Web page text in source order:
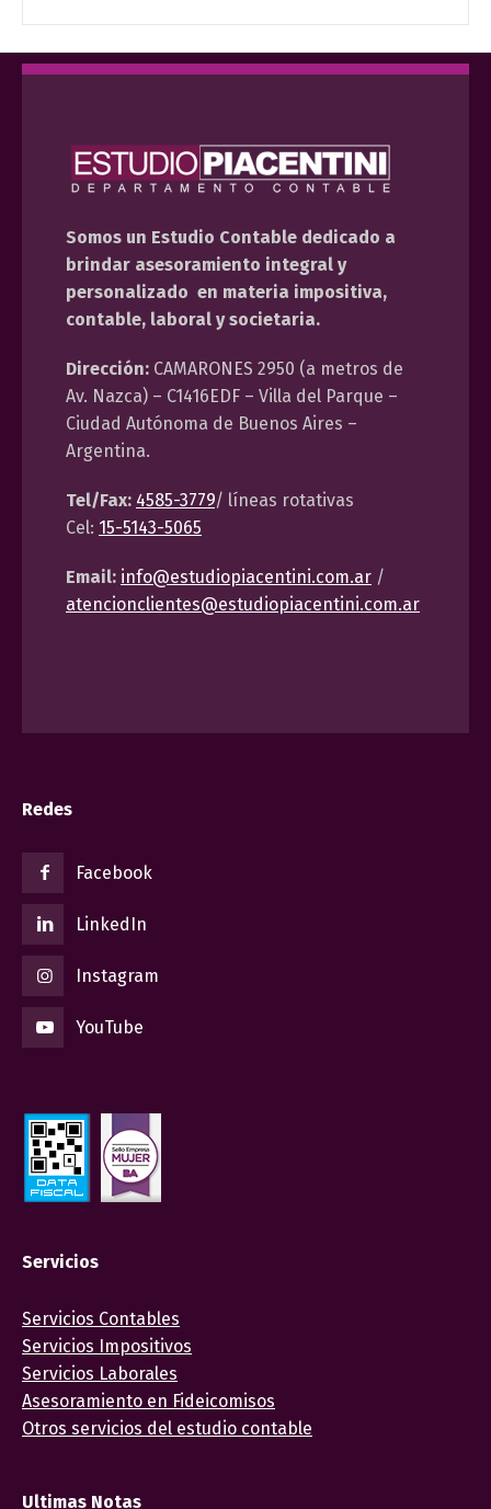
Somos un Estudio Contable dedicado a
brindar asesoramiento integral y
personalizado en materia impositiva,
contable, laboral y societaria.
Dirección: CAMARONES 2950 (a metros de
Av. Nazca) – C1416EDF – Villa del Parque –
Ciudad Autónoma de Buenos Aires –
Argentina.
Tel/Fax: 4585-3779/ líneas rotativas
Cel: 15-5143-5065
Email: info@estudiopiacentini.com.ar /
atencionclientes@estudiopiacentini.com.ar
Redes
Facebook
LinkedIn
Instagram
YouTube
Servicios
Servicios Contables
Servicios Impositivos
Servicios Laborales
Asesoramiento en Fideicomisos
Otros servicios del estudio contable
Ultimas Notas